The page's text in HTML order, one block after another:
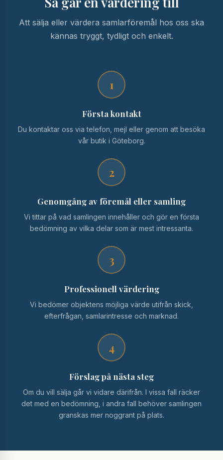
Att sälja eller värdera samlarföremål hos oss ska
kännas tryggt, tydligt och enkelt.
1
Första kontakt
Du kontaktar oss via telefon, mejl eller genom att besöka
vår butik i Göteborg.
2
Genomgång av föremål eller samling
Vi tittar på vad samlingen innehåller och gör en första
bedömning av vilka delar som är mest intressanta.
3
Professionell värdering
Vi bedömer objektens möjliga värde utifrån skick,
efterfrågan, samlarintresse och marknad.
4
Förslag på nästa steg
Om du vill sälja går vi vidare därifrån. I vissa fall räcker
det med en bedömning, i andra fall behöver samlingen
granskas mer noggrant på plats.